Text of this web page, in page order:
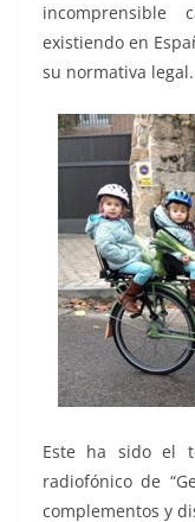
existiendo en
su normativa legal.
Este ha sido el
radiofónico de
complementos y